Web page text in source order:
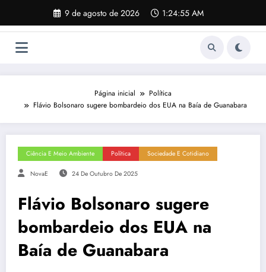
o
9 de agosto de 2026 1:24:56 AM
Página inicial
Política
Flávio Bolsonaro sugere bombardeio dos EUA na Baía de Guanabara
Ciência E Meio Ambiente Política Sociedade E Cotidiano
NovaE 24 De Outubro De 2025
Flávio Bolsonaro sugere
bombardeio dos EUA na
Baía de Guanabara